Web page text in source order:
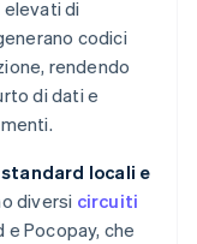
elevati di
codici
rendendo
di dati e
locali e
diversi circuiti
Pocopay, che